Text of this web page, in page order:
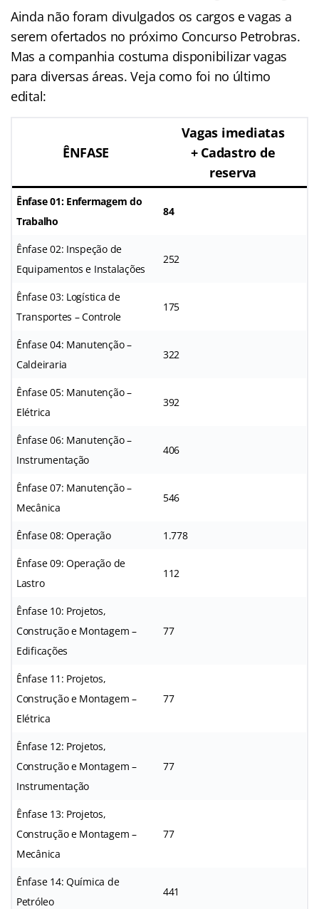
Ainda não foram divulgados os cargos e vagas a
serem ofertados no próximo Concurso Petrobras.
Mas a companhia costuma disponibilizar vagas
para diversas áreas. Veja como foi no último
edital:
ÊNFASE
Vagas imediatas
+ Cadastro de
reserva
Ênfase 01: Enfermagem do
Trabalho
84
Ênfase 02: Inspeção de
Equipamentos e Instalações
252
Ênfase 03: Logística de
Transportes – Controle
175
Ênfase 04: Manutenção –
Caldeiraria
322
Ênfase 05: Manutenção –
Elétrica
392
Ênfase 06: Manutenção –
Instrumentação
406
Ênfase 07: Manutenção –
Mecânica
546
Ênfase 08: Operação 1.778
Ênfase 09: Operação de
Lastro
112
Ênfase 10: Projetos,
Construção e Montagem –
Edificações
77
Ênfase 11: Projetos,
Construção e Montagem –
Elétrica
77
Ênfase 12: Projetos,
Construção e Montagem –
Instrumentação
77
Ênfase 13: Projetos,
Construção e Montagem –
Mecânica
77
Ênfase 14: Química de
Petróleo
441